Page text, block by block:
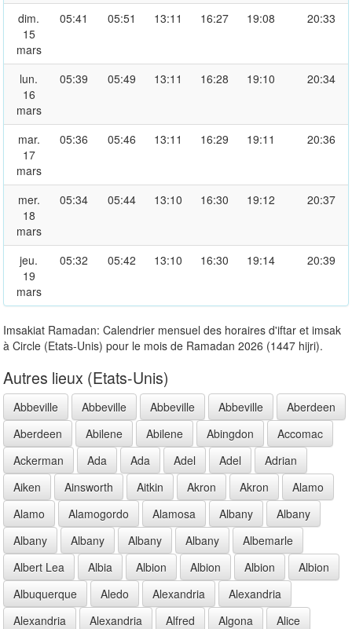
dim.
15
mars
05:41 05:51 13:11 16:27 19:08 20:33
lun.
16
mars
05:39 05:49 13:11 16:28 19:10 20:34
mar.
17
mars
05:36 05:46 13:11 16:29 19:11 20:36
mer.
18
mars
05:34 05:44 13:10 16:30 19:12 20:37
jeu.
19
mars
05:32 05:42 13:10 16:30 19:14 20:39
Imsakiat Ramadan: Calendrier mensuel des horaires d'iftar et imsak
à Circle (Etats-Unis) pour le mois de Ramadan 2026 (1447 hijri).
Autres lieux (Etats-Unis)
Abbeville Abbeville Abbeville Abbeville
Aberdeen
Aberdeen
Abilene Abilene Abingdon
Accomac
Ackerman
Ada Ada Adel Adel
Adrian
Aiken
Ainsworth Aitkin Akron Akron
Alamo
Alamo
Alamogordo Alamosa Albany
Albany
Albany
Albany Albany Albany
Albemarle
Albert Lea
Albia Albion Albion Albion
Albion
Albuquerque
Aledo Alexandria
Alexandria
Alexandria
Alexandria Alfred Algona
Alice